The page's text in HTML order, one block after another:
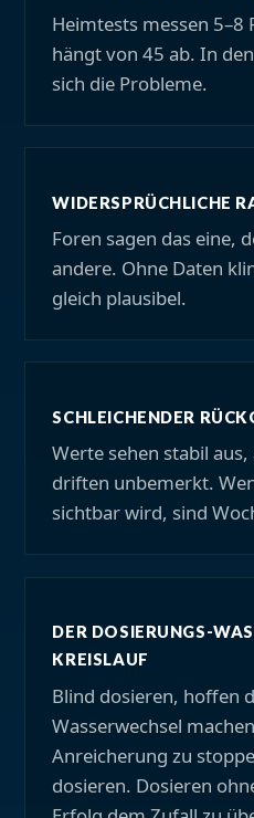
Heimtests messen 5–8
hängt von 45 ab. In
sich die Probleme.
WIDERSPRÜCHLICHE
Foren sagen das eine,
andere. Ohne Daten
gleich plausibel.
SCHLEICHENDER
Werte sehen stabil
driften unbemerkt.
sichtbar wird, sind
DER DOSIERUNGS-
KREISLAUF
Blind dosieren, hoffen
Wasserwechsel
Anreicherung zu
dosieren. Dosieren